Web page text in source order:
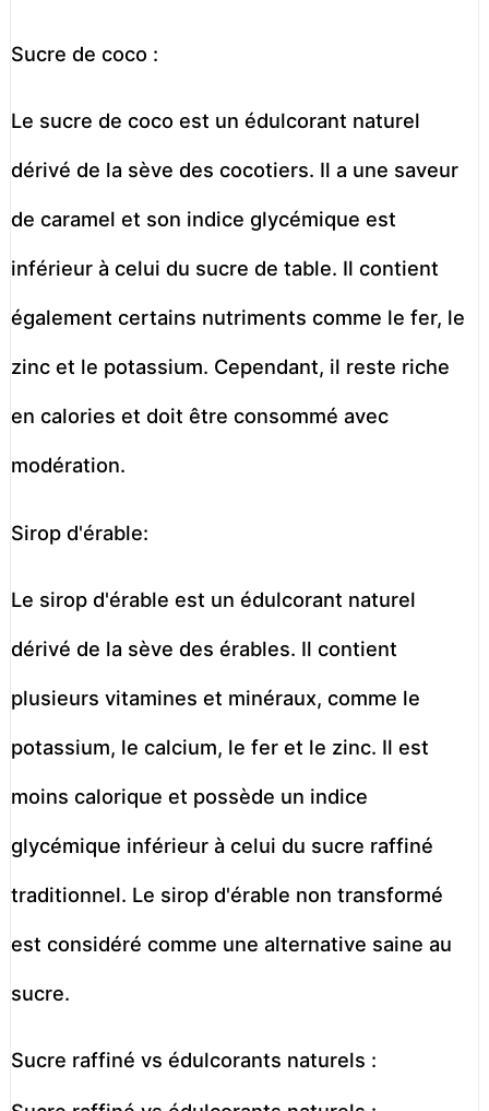
Sucre de coco :
Le sucre de coco est un édulcorant naturel
dérivé de la sève des cocotiers. Il a une saveur
de caramel et son indice glycémique est
inférieur à celui du sucre de table. Il contient
également certains nutriments comme le fer, le
zinc et le potassium. Cependant, il reste riche
en calories et doit être consommé avec
modération.
Sirop d'érable:
Le sirop d'érable est un édulcorant naturel
dérivé de la sève des érables. Il contient
plusieurs vitamines et minéraux, comme le
potassium, le calcium, le fer et le zinc. Il est
moins calorique et possède un indice
glycémique inférieur à celui du sucre raffiné
traditionnel. Le sirop d'érable non transformé
est considéré comme une alternative saine au
sucre.
Sucre raffiné vs édulcorants naturels :